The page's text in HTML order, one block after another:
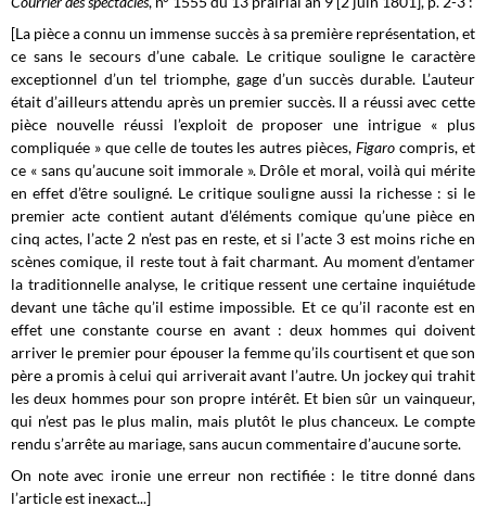
[La pièce a connu un immense succès à sa première représentation, et
ce sans le secours d’une cabale. Le critique souligne le caractère
exceptionnel d’un tel triomphe, gage d’un succès durable. L’auteur
était d’ailleurs attendu après un premier succès. Il a réussi avec cette
pièce nouvelle réussi l’exploit de proposer une intrigue « plus
compliquée » que celle de toutes les autres pièces,Figarocompris, et
ce « sans qu’aucune soit immorale ». Drôle et moral, voilà qui mérite
en effet d’être souligné. Le critique souligne aussi la richesse : si le
premier acte contient autant d’éléments comique qu’une pièce en
cinq actes, l’acte 2 n’est pas en reste, et si l’acte 3 est moins riche en
scènes comique, il reste tout à fait charmant. Au moment d’entamer
la traditionnelle analyse, le critique ressent une certaine inquiétude
devant une tâche qu’il estime impossible. Et ce qu’il raconte est en
effet une constante course en avant : deux hommes qui doivent
arriver le premier pour épouser la femme qu’ils courtisent et que son
père a promis à celui qui arriverait avant l’autre. Un jockey qui trahit
les deux hommes pour son propre intérêt. Et bien sûr un vainqueur,
qui n’est pas le plus malin, mais plutôt le plus chanceux. Le compte
rendu s’arrête au mariage, sans aucun commentaire d’aucune sorte.
On note avec ironie une erreur non rectifiée : le titre donné dans
l’article est inexact...]